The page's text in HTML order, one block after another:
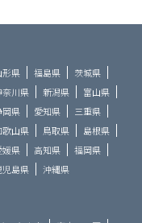
形県 福島県
茨城県
奈川県 新潟県
富山県
岡県 愛知県
三重県
歌山県 鳥取県
島根県
媛県 高知県
福岡県
児島県 沖縄県